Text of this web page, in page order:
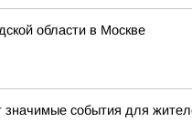
области в Москве
события для